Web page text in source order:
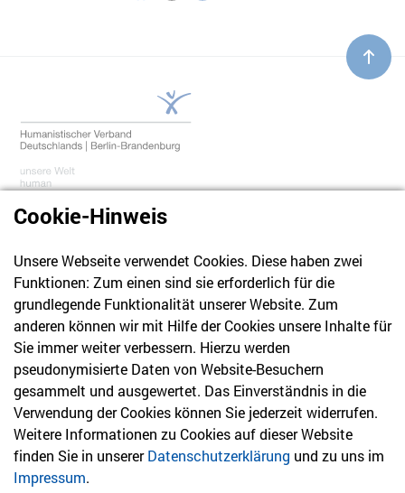
030 61 39 04 10
info@hvd-bb.de
Newsletter
Bleiben Sie mit unserem Newsletter auf dem aktuellsten
Stand mit Themen, die Sie interessieren.
Jetzt anmelden
Cookie-Hinweis
Unsere Webseite verwendet Cookies. Diese haben zwei
Funktionen: Zum einen sind sie erforderlich für die
grundlegende Funktionalität unserer Website. Zum
anderen können wir mit Hilfe der Cookies unsere Inhalte für
Sie immer weiter verbessern. Hierzu werden
pseudonymisierte Daten von Website-Besuchern
gesammelt und ausgewertet. Das Einverständnis in die
Verwendung der Cookies können Sie jederzeit widerrufen.
Weitere Informationen zu Cookies auf dieser Website
finden Sie in unsererDatenschutzerklärung und zu uns im
Impressum.